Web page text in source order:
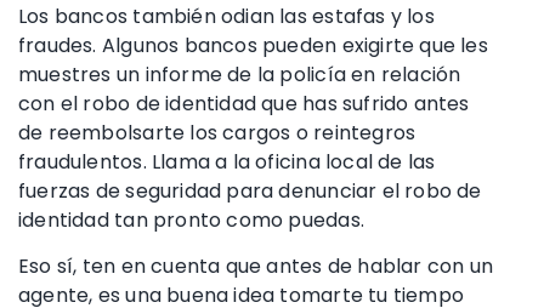
Los bancos también odian las estafas y los
fraudes. Algunos bancos pueden exigirte que les
muestres un informe de la policía en relación
con el robo de identidadque has sufrido antes
de reembolsarte los cargos o reintegros
fraudulentos. Llama a laoficina localde las
fuerzas de seguridad paradenunciar el robo de
identidadtan pronto como puedas.
Eso sí, ten en cuenta que antes de hablar con un
agente, es una buena idea tomarte tu tiempo